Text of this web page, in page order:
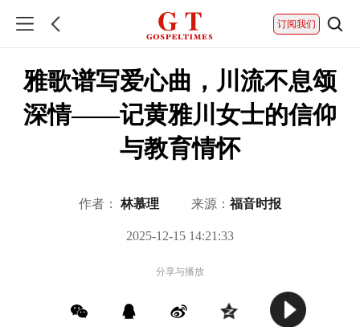
订阅我们
雅歌谱写爱心曲，川流不息颂
深情‌——记黄雅川女士的信仰
与教育情怀
作者：林慕理 来源： 福音时报
2025-12-15 14:21:33
分享与播放